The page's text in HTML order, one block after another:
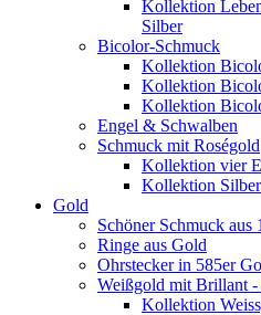
Kollektion
Silber
Bicolor-Schmuck
Kollektion
Kollektion
Kollektion
Engel & Schwalben
Schmuck mit Roségold
Kollektion vier
Kollektion
Gold
Schöner Schmuck aus
Ringe aus Gold
Ohrstecker in 585er
Weißgold mit Brillant -
Kollektion